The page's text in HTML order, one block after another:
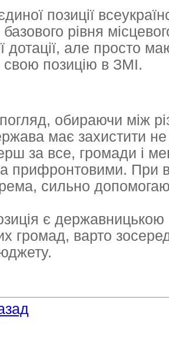
позиції
базового рівня
дотації, але просто
свою позицію в ЗМІ.
обираючи між
має захистити
за все, громади і
прифронтовими. При
сильно
є
громад, варто